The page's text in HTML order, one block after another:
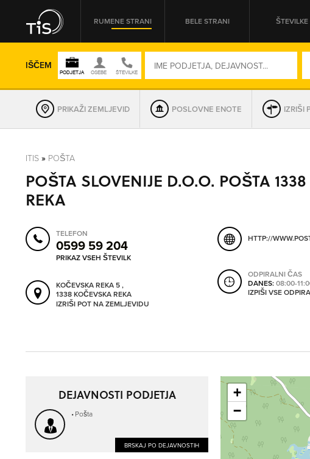
RUMENE STRANI BELE STRANI ŠTEVILKE
IŠČEM
OMREŽNA ŠT.
PRIKAŽI ZEMLJEVID POSLOVNE ENOTE IZRIŠI
ITIS » POŠTA
POŠTA SLOVENIJE D.O.O. POŠTA
REKA
TELEFON
0599 59 204
PRIKAZ VSEH ŠTEVILK
KOČEVSKA REKA 5 ,
1338 KOČEVSKA REKA
IZRIŠI POT NA ZEMLJEVIDU
HTTP://
ODPIRALNI ČAS
DANES:08:00-
IZPIŠI VSE
DEJAVNOSTI PODJETJA
Pošta
BRSKAJ PO DEJAVNOSTIH
+
−